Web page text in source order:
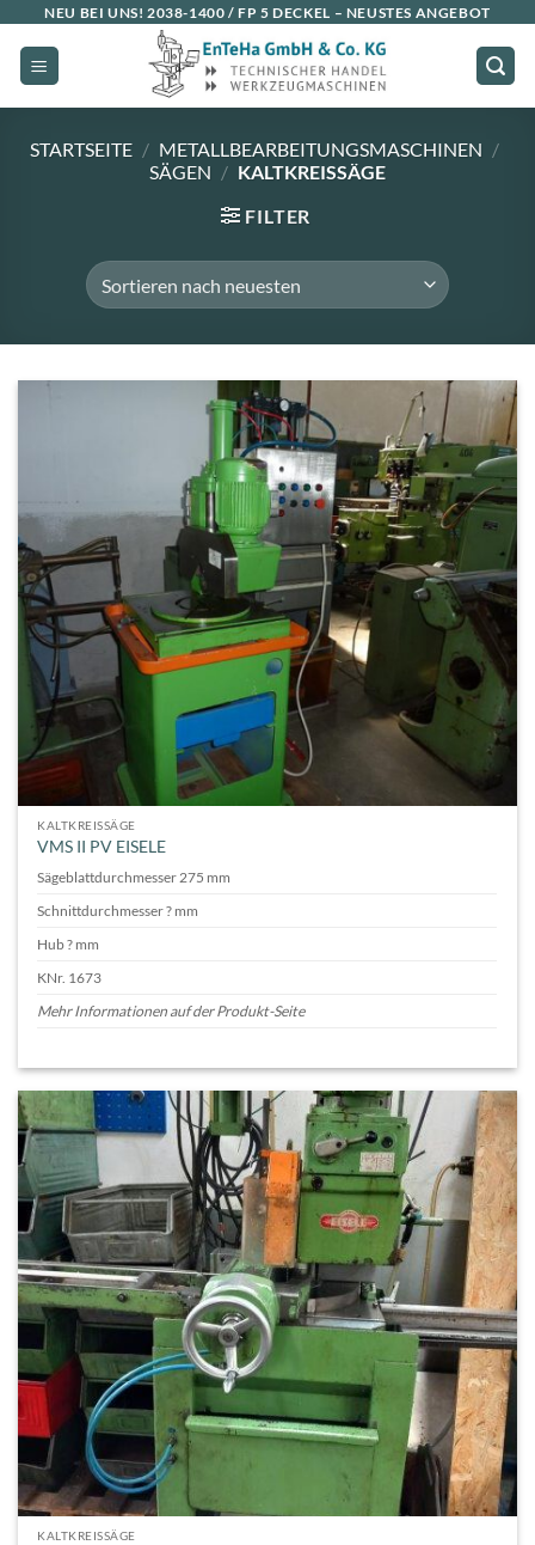
Inhalt
springen
NEU BEI UNS! 2038-1400 / FP 5 DECKEL – NEUSTES ANGEBOT
STARTSEITE / METALLBEARBEITUNGSMASCHINEN /
SÄGEN / KALTKREISSÄGE
FILTER
KALTKREISSÄGE
VMS II PV EISELE
Sägeblattdurchmesser 275 mm
Schnittdurchmesser ? mm
Hub ? mm
KNr. 1673
Mehr Informationen auf der Produkt-Seite
KALTKREISSÄGE